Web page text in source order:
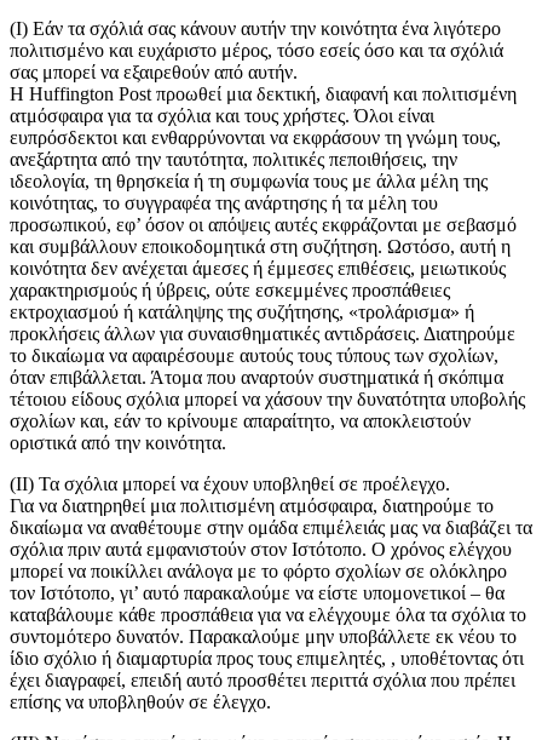
(Ι) Εάν τα σχόλιά σας κάνουν αυτήν την κοινότητα ένα λιγότερο
πολιτισμένο και ευχάριστο μέρος, τόσο εσείς όσο και τα σχόλιά
σας μπορεί να εξαιρεθούν από αυτήν.
Η Huffington Post προωθεί μια δεκτική, διαφανή και πολιτισμένη
ατμόσφαιρα για τα σχόλια και τους χρήστες. Όλοι είναι
ευπρόσδεκτοι και ενθαρρύνονται να εκφράσουν τη γνώμη τους,
ανεξάρτητα από την ταυτότητα, πολιτικές πεποιθήσεις, την
ιδεολογία, τη θρησκεία ή τη συμφωνία τους με άλλα μέλη της
κοινότητας, το συγγραφέα της ανάρτησης ή τα μέλη του
προσωπικού, εφ’ όσον οι απόψεις αυτές εκφράζονται με σεβασμό
και συμβάλλουν εποικοδομητικά στη συζήτηση. Ωστόσο, αυτή η
κοινότητα δεν ανέχεται άμεσες ή έμμεσες επιθέσεις, μειωτικούς
χαρακτηρισμούς ή ύβρεις, ούτε εσκεμμένες προσπάθειες
εκτροχιασμού ή κατάληψης της συζήτησης, «τρολάρισμα» ή
προκλήσεις άλλων για συναισθηματικές αντιδράσεις. Διατηρούμε
το δικαίωμα να αφαιρέσουμε αυτούς τους τύπους των σχολίων,
όταν επιβάλλεται. Άτομα που αναρτούν συστηματικά ή σκόπιμα
τέτοιου είδους σχόλια μπορεί να χάσουν την δυνατότητα υποβολής
σχολίων και, εάν το κρίνουμε απαραίτητο, να αποκλειστούν
οριστικά από την κοινότητα.
(II) Τα σχόλια μπορεί να έχουν υποβληθεί σε προέλεγχο.
Για να διατηρηθεί μια πολιτισμένη ατμόσφαιρα, διατηρούμε το
δικαίωμα να αναθέτουμε στην ομάδα επιμέλειάς μας να διαβάζει τα
σχόλια πριν αυτά εμφανιστούν στον Ιστότοπο. Ο χρόνος ελέγχου
μπορεί να ποικίλλει ανάλογα με το φόρτο σχολίων σε ολόκληρο
τον Ιστότοπο, γι’ αυτό παρακαλούμε να είστε υπομονετικοί – θα
καταβάλουμε κάθε προσπάθεια για να ελέγχουμε όλα τα σχόλια το
συντομότερο δυνατόν. Παρακαλούμε μην υποβάλλετε εκ νέου το
ίδιο σχόλιο ή διαμαρτυρία προς τους επιμελητές, , υποθέτοντας ότι
έχει διαγραφεί, επειδή αυτό προσθέτει περιττά σχόλια που πρέπει
επίσης να υποβληθούν σε έλεγχο.